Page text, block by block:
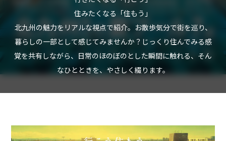
住みたくなる「住もう」
北九州の魅力をリアルな視点で紹介。お散歩気分で街を巡り、
暮らしの一部として感じてみませんか？じっくり住んでみる感
覚を共有しながら、日常のほのぼのとした瞬間に触れる、そん
なひとときを、やさしく綴ります。